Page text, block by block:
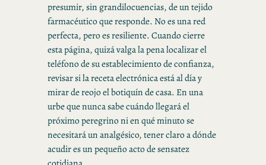
presumir, sin grandilocuencias, de un tejido
farmacéutico que responde. No es una red
perfecta, pero es resiliente. Cuando cierre
esta página, quizá valga la pena localizar el
teléfono de su establecimiento de confianza,
revisar si la receta electrónica está al día y
mirar de reojo el botiquín de casa. En una
urbe que nunca sabe cuándo llegará el
próximo peregrino ni en qué minuto se
necesitará un analgésico, tener claro a dónde
acudir es un pequeño acto de sensatez